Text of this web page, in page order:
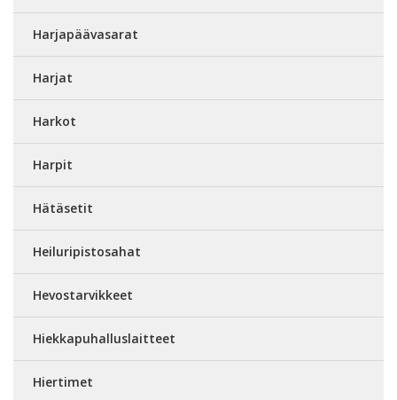
Harjapäävasarat
Harjat
Harkot
Harpit
Hätäsetit
Heiluripistosahat
Hevostarvikkeet
Hiekkapuhalluslaitteet
Hiertimet